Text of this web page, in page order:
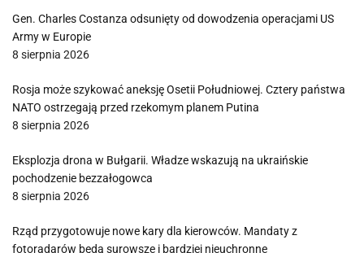
Gen. Charles Costanza odsunięty od dowodzenia operacjami US
Army w Europie
8 sierpnia 2026
Rosja może szykować aneksję Osetii Południowej. Cztery państwa
NATO ostrzegają przed rzekomym planem Putina
8 sierpnia 2026
Eksplozja drona w Bułgarii. Władze wskazują na ukraińskie
pochodzenie bezzałogowca
8 sierpnia 2026
Rząd przygotowuje nowe kary dla kierowców. Mandaty z
fotoradarów będą surowsze i bardziej nieuchronne